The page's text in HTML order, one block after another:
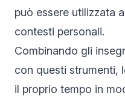
può essere utilizzata
contesti personali.
Combinando gli
con questi strumenti,
il proprio tempo in